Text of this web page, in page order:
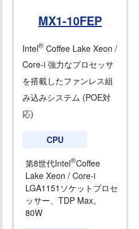
MX1-10FEP
Intel® Coffee Lake Xeon /
Core-i 強力なプロセッサ
を搭載したファンレス組
み込みシステム (POE対
応)
CPU
第8世代Intel®Coffee
Lake Xeon / Core-i
LGA1151ソケットプロセ
ッサー、TDP Max。
80W